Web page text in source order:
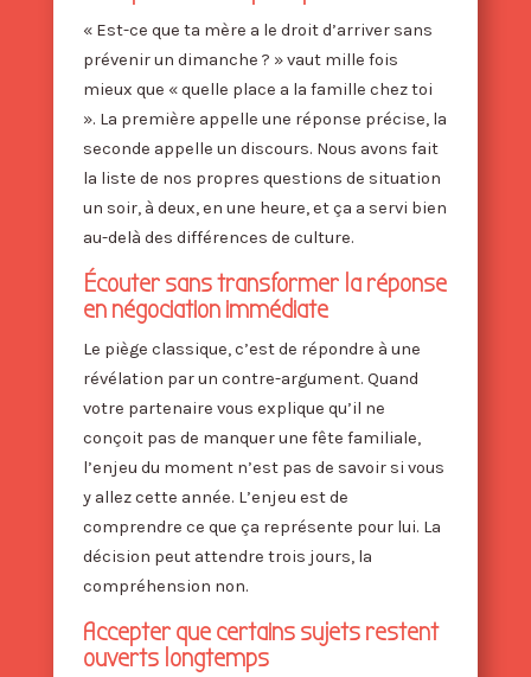
« Est-ce que ta mère a le droit d’arriver sans
prévenir un dimanche ? » vaut mille fois
mieux que « quelle place a la famille chez toi
». La première appelle une réponse précise, la
seconde appelle un discours. Nous avons fait
la liste de nos propres questions de situation
un soir, à deux, en une heure, et ça a servi bien
au-delà des différences de culture.
Écouter sans transformer la réponse
en négociation immédiate
Le piège classique, c’est de répondre à une
révélation par un contre-argument. Quand
votre partenaire vous explique qu’il ne
conçoit pas de manquer une fête familiale,
l’enjeu du moment n’est pas de savoir si vous
y allez cette année. L’enjeu est de
comprendre ce que ça représente pour lui. La
décision peut attendre trois jours, la
compréhension non.
Accepter que certains sujets restent
ouverts longtemps